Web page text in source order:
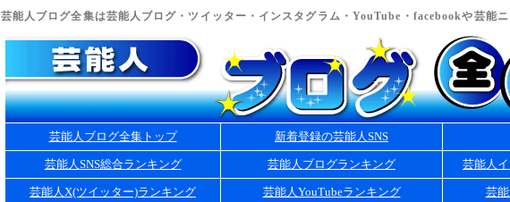
芸能人ブログ全集は芸能人ブログ・ツイッター・インスタグラム・YouTube・facebookや芸能
芸能人ブログ全集トップ 新着登録の芸能人SNS
芸能人SNS総合ランキング 芸能人ブログランキング 芸能人
芸能人X(ツイッター)ランキング 芸能人YouTubeランキング 芸